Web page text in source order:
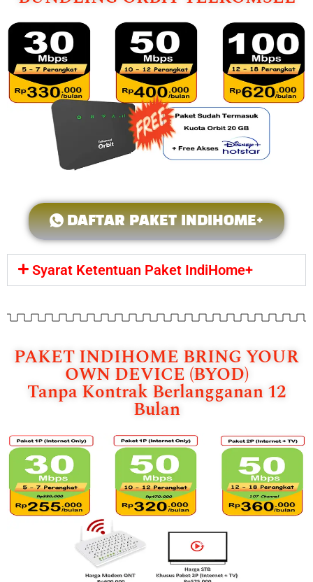
DAFTAR PAKET INDIHOME+
Syarat Ketentuan Paket IndiHome+
PAKET INDIHOME BRING YOUR
OWN DEVICE (BYOD)
Tanpa Kontrak Berlangganan 12
Bulan